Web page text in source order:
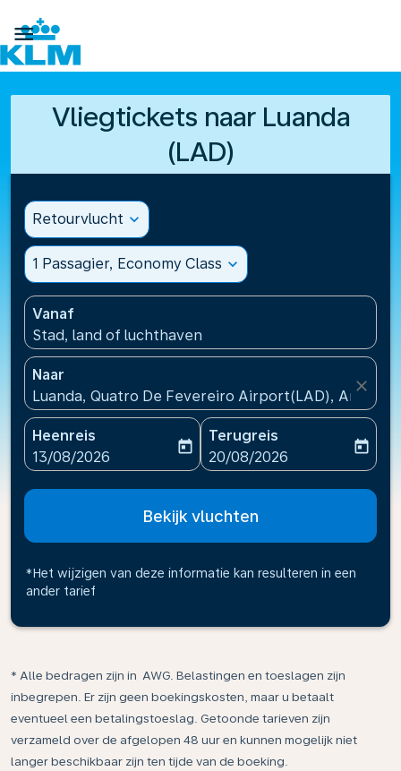

Vliegtickets naar Luanda
(LAD)
Retourvlucht expand_more
1 Passagier, Economy Class expand_more
Vanaf
Stad, land of luchthaven
Naar
Luanda, Quatro De Fevereiro Airport(LAD), Angola
close
Heenreis
fc-booking-departure-date-aria-label
13/08/2026
today
Terugreis
fc-booking-return-date-
20/08/2026
today
Bekijk vluchten
*Het wijzigen van deze informatie kan resulteren in een
ander tarief
* Alle bedragen zijn in AWG. Belastingen en toeslagen zijn
inbegrepen. Er zijn geen boekingskosten, maar u betaalt
eventueel een betalingstoeslag. Getoonde tarieven zijn
verzameld over de afgelopen 48 uur en kunnen mogelijk niet
langer beschikbaar zijn ten tijde van de boeking.